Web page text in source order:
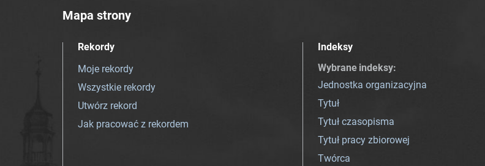
Mapa strony
Rekordy
Moje rekordy
Wszystkie rekordy
Utwórz rekord
Jak pracować z rekordem
Indeksy
Wybrane indeksy:
Jednostka organizacyjna
Tytuł
Tytuł czasopisma
Tytuł pracy zbiorowej
Twórca